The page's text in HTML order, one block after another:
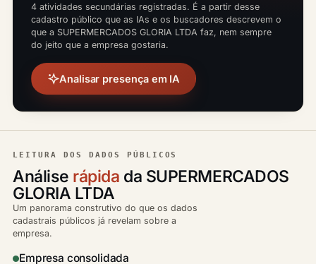
4 atividades secundárias registradas. É a partir desse
cadastro público que as IAs e os buscadores descrevem o
que a SUPERMERCADOS GLORIA LTDA faz, nem sempre
do jeito que a empresa gostaria.
Analisar presença em IA
LEITURA DOS DADOS PÚBLICOS
Análise rápida da SUPERMERCADOS
GLORIA LTDA
Um panorama construtivo do que os dados
cadastrais públicos já revelam sobre a
empresa.
Empresa consolidada